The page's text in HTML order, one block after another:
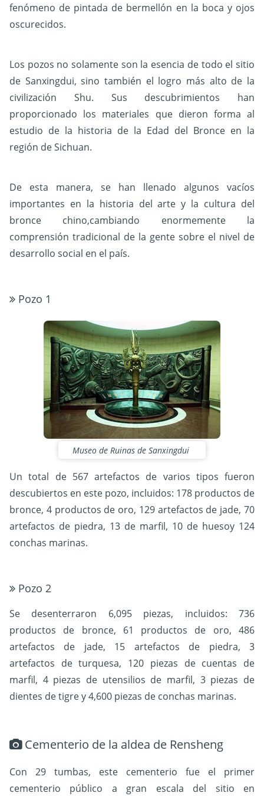
fenómeno de pintada de bermellón en la boca y ojos
oscurecidos.
Los pozos no solamente son la esencia de todo el sitio
de Sanxingdui, sino también el logro más alto de la
civilización Shu. Sus descubrimientos han
proporcionado los materiales que dieron forma al
estudio de la historia de la Edad del Bronce en la
región de Sichuan.
De esta manera, se han llenado algunos vacíos
importantes en la historia del arte y la cultura del
bronce chino,cambiando enormemente la
comprensión tradicional de la gente sobre el nivel de
desarrollo social en el país.
Pozo 1
Museo de Ruinas de Sanxingdui
Un total de 567 artefactos de varios tipos fueron
descubiertos en este pozo, incluidos: 178 productos de
bronce, 4 productos de oro, 129 artefactos de jade, 70
artefactos de piedra, 13 de marfil, 10 de huesoy 124
conchas marinas.
Pozo 2
Se desenterraron 6,095 piezas, incluidos: 736
productos de bronce, 61 productos de oro, 486
artefactos de jade, 15 artefactos de piedra, 3
artefactos de turquesa, 120 piezas de cuentas de
marfil, 4 piezas de utensilios de marfil, 3 piezas de
dientes de tigre y 4,600 piezas de conchas marinas.
Cementerio de la aldea de Rensheng
Con 29 tumbas, este cementerio fue el primer
cementerio público a gran escala del sitio en